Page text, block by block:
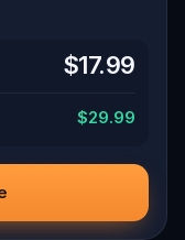
before they strike
$17.99
$29.99